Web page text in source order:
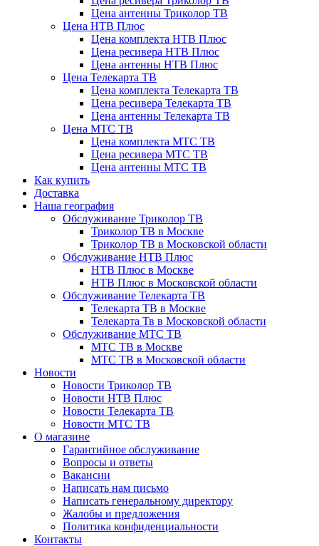
Цена антенны Триколор ТВ
Цена НТВ Плюс
Цена комплекта НТВ Плюс
Цена ресивера НТВ Плюс
Цена антенны НТВ Плюс
Цена Телекарта ТВ
Цена комплекта Телекарта ТВ
Цена ресивера Телекарта ТВ
Цена антенны Телекарта ТВ
Цена МТС ТВ
Цена комплекта МТС ТВ
Цена ресивера МТС ТВ
Цена антенны МТС ТВ
Как купить
Доставка
Наша география
Обслуживание Триколор ТВ
Триколор ТВ в Москве
Триколор ТВ в Московской области
Обслуживание НТВ Плюс
НТВ Плюс в Москве
НТВ Плюс в Московской области
Обслуживание Телекарта ТВ
Телекарта ТВ в Москве
Телекарта Тв в Московской области
Обслуживание МТС ТВ
МТС ТВ в Москве
МТС ТВ в Московской области
Новости
Новости Триколор ТВ
Новости НТВ Плюс
Новости Телекарта ТВ
Новости МТС ТВ
О магазине
Гарантийное обслуживание
Вопросы и ответы
Вакансии
Написать нам письмо
Написать генеральному директору
Жалобы и предложения
Политика конфиденциальности
Контакты